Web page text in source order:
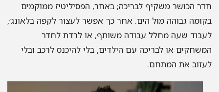
הכושר משקיף לבריכה; באחר, הפסיליטיז ממוקמים
גבוהה מול הים. אחר כך אפשר לעצור לקפה בלאונג׳,
שעה מחלל עבודה משותף, או לרדת לחדר
או לבריכה עם הילדים, בלי להיכנס לרכב ובלי
את המתחם.